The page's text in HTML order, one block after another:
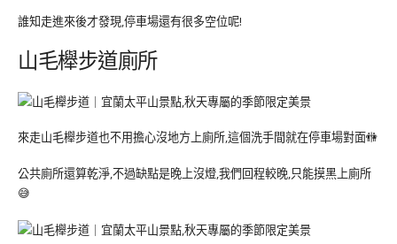
誰知走進來後才發現,停車場還有很多空位呢!
山毛櫸步道廁所
來走山毛櫸步道也不用擔心沒地方上廁所,這個洗手間就在停車場對面🚻
公共廁所還算乾淨,不過缺點是晚上沒燈,我們回程較晚,只能摸黑上廁所
😅